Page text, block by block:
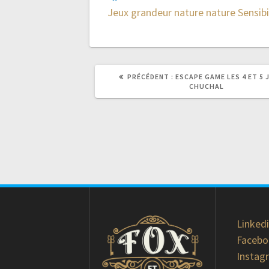
Jeux grandeur nature nature
PRÉCÉDENT : ARTICLE
PRÉCÉDENT
ESCAPE GAME LES 4 ET 5
CHUCHAL